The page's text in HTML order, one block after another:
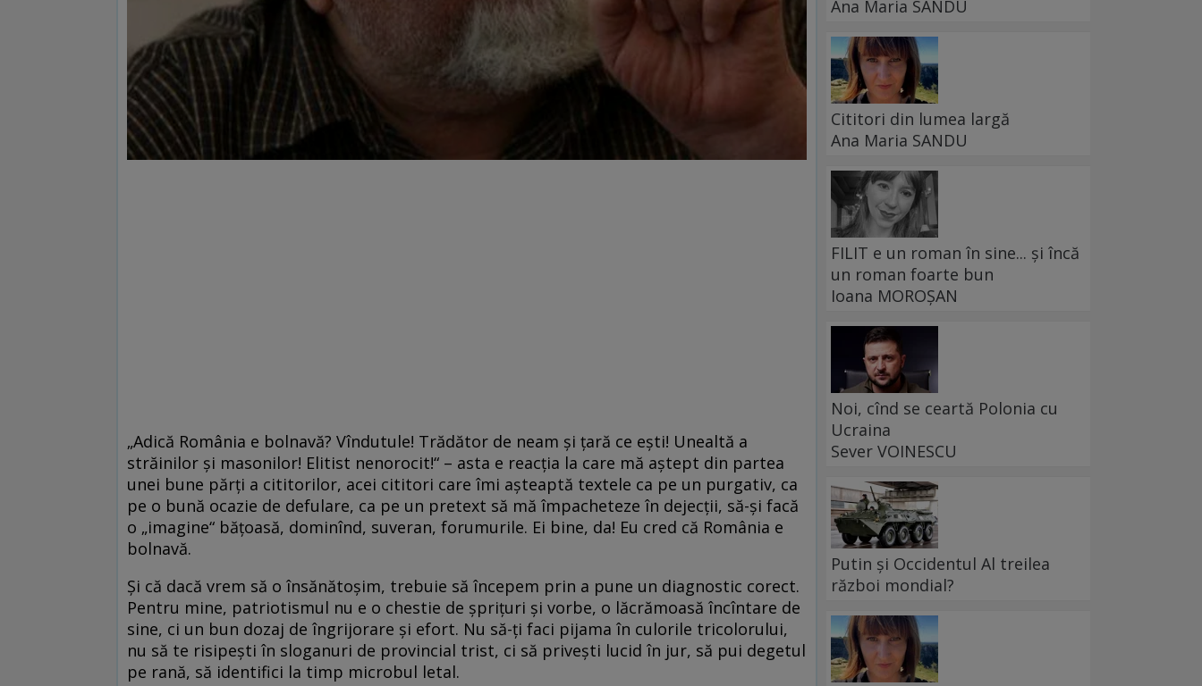
„Adică România e bolnavă? Vîndutule! Trădător de neam şi ţară ce eşti! Unealtă a
străinilor şi masonilor! Elitist nenorocit!“ – asta e reacţia la care mă aştept din partea
unei bune părţi a cititorilor, acei cititori care îmi aşteaptă textele ca pe un purgativ, ca
pe o bună ocazie de defulare, ca pe un pretext să mă împacheteze în dejecţii, să-şi facă
o „imagine“ băţoasă, dominînd, suveran, forumurile. Ei bine, da! Eu cred că România e
bolnavă.
Şi că dacă vrem să o însănătoşim, trebuie să începem prin a pune un diagnostic corect.
Pentru mine, patriotismul nu e o chestie de şpriţuri şi vorbe, o lăcrămoasă încîntare de
sine, ci un bun dozaj de îngrijorare şi efort. Nu să-ţi faci pijama în culorile tricolorului,
nu să te risipeşti în sloganuri de provincial trist, ci să priveşti lucid în jur, să pui degetul
pe rană, să identifici la timp microbul letal.
Ana Maria SANDU
Cititori din lumea largă
Ana Maria SANDU
FILIT e un roman în sine... și încă
un roman foarte bun
Ioana MOROȘAN
Noi, cînd se ceartă Polonia cu
Ucraina
Sever VOINESCU
Putin și Occidentul Al treilea
război mondial?